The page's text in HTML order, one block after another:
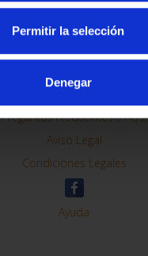
Permitir la selección
Denegar
Información General
Contacto
Preguntas Frequentes (FAQs)
Aviso Legal
Condiciones Legales
Ayuda